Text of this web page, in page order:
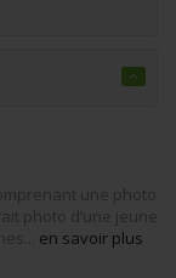
une photo
photo d’une jeune
en savoir plus